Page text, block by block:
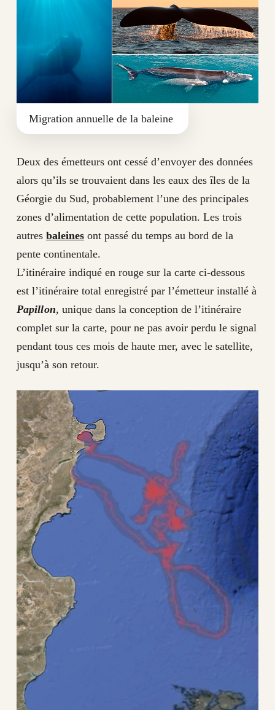
Migration annuelle de la baleine
Deux des émetteurs ont cessé d’envoyer des données
alors qu’ils se trouvaient dans les eaux des îles de la
Géorgie du Sud, probablement l’une des principales
zones d’alimentation de cette population. Les trois
autres baleinesont passé du temps au bord de la
pente continentale.
L’itinéraire indiqué en rouge sur la carte ci-dessous
est l’itinéraire total enregistré par l’émetteur installé à
Papillon, unique dans la conception de l’itinéraire
complet sur la carte, pour ne pas avoir perdu le signal
pendant tous ces mois de haute mer, avec le satellite,
jusqu’à son retour.